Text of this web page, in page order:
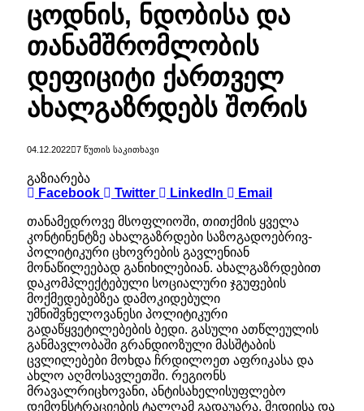
ცოდნის, ნდობისა და
თანამშრომლობის
დეფიციტი ქართველ
ახალგაზრდებს შორის
04.12.2022 7 ᲬᲣᲗᲘᲡ ᲡᲐᲙᲘᲗᲮᲐᲕᲘ
გაზიარება
Facebook
Twitter LinkedIn Email
თანამედროვე მსოფლიოში, თითქმის ყველა
კონტინენტზე ახალგაზრდები საზოგადოებრივ-
პოლიტიკური ცხოვრების გავლენიან
მონაწილეებად განიხილებიან. ახალგაზრდებით
დაკომპლექტებული სოციალური ჯგუფების
მოქმედებებზეა დამოკიდებული
უმნიშვნელოვანესი პოლიტიკური
გადაწყვეტილებების ბედი. გასული ათწლეულის
განმავლობაში გრანდიოზული მასშტაბის
ცვლილებები მოხდა ჩრდილოეთ აფრიკასა და
ახლო აღმოსავლეთში. რეგიონს
მრავალრიცხოვანი, ანტისახელისუფლებო
დემონსტრაციების ტალღამ გადაუარა. მედიისა და